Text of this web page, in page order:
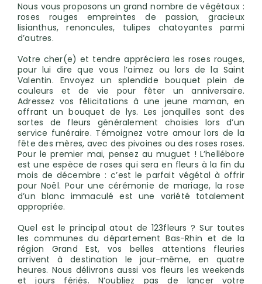
Nous vous proposons un grand nombre de végétaux :
roses rouges empreintes de passion, gracieux
lisianthus, renoncules, tulipes chatoyantes parmi
d’autres.
Votre cher(e) et tendre appréciera les roses rouges,
pour lui dire que vous l’aimez ou lors de la Saint
Valentin. Envoyez un splendide bouquet plein de
couleurs et de vie pour fêter un anniversaire.
Adressez vos félicitations à une jeune maman, en
offrant un bouquet de lys. Les jonquilles sont des
sortes de fleurs généralement choisies lors d’un
service funéraire. Témoignez votre amour lors de la
fête des mères, avec des pivoines ou des roses roses.
Pour le premier mai, pensez au muguet ! L’hellébore
est une espèce de roses qui sera en fleurs à la fin du
mois de décembre : c’est le parfait végétal à offrir
pour Noël. Pour une cérémonie de mariage, la rose
d’un blanc immaculé est une variété totalement
appropriée.
Quel est le principal atout de 123fleurs ? Sur toutes
les communes du département Bas-Rhin et de la
région Grand Est, vos belles attentions fleuries
arrivent à destination le jour-même, en quatre
heures. Nous délivrons aussi vos fleurs les weekends
et jours fériés. N’oubliez pas de lancer votre